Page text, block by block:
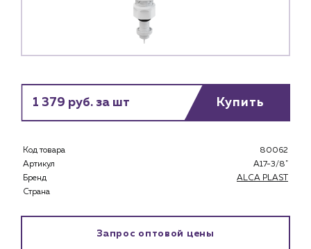
Каталог
Предприятиям и юр.лицам
1 379 руб. за шт Купить
Код товара
80062
Артикул
A17-3/8"
Бренд
ALCA PLAST
Страна
Запрос оптовой цены